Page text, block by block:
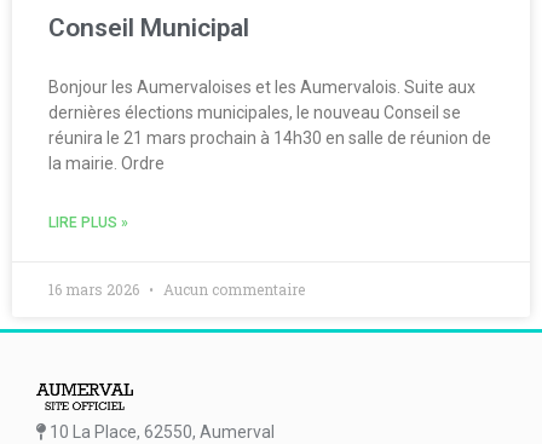
Conseil Municipal
Bonjour les Aumervaloises et les Aumervalois. Suite aux
dernières élections municipales, le nouveau Conseil se
réunira le 21 mars prochain à 14h30 en salle de réunion de
la mairie. Ordre
LIRE PLUS »
16 mars 2026 Aucun commentaire
10 La Place, 62550, Aumerval